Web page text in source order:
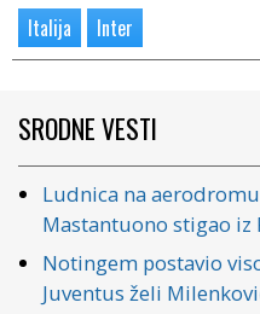
Italija Inter
SRODNE VESTI
Ludnica na
Mastantuono stigao iz
Notingem postavio
Juventus želi